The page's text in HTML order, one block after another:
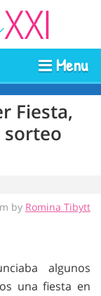
Menu
Fiesta,
sorteo
by Romina Tibytt
algunos
una fiesta en